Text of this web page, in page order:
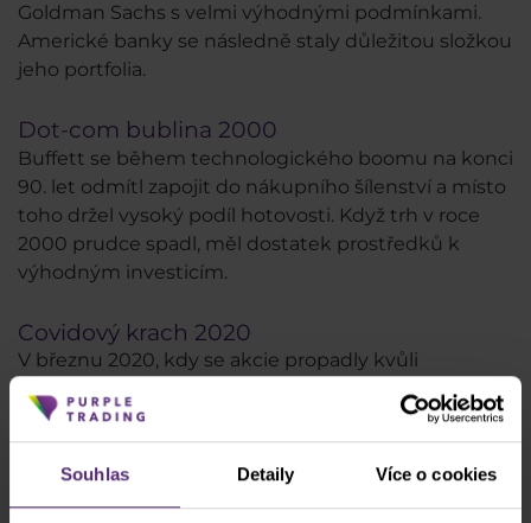
Souhlas Detaily Více o cookies
Goldman Sachs s velmi výhodnými podmínkami.
Americké banky se následně staly důležitou složkou
jeho portfolia.
Dot-com bublina 2000
Buffett se během technologického boomu na konci
90. let odmítl zapojit do nákupního šílenství a místo
toho držel vysoký podíl hotovosti. Když trh v roce
2000 prudce spadl, měl dostatek prostředků k
výhodným investicím.
Covidový krach 2020
V březnu 2020, kdy se akcie propadly kvůli
pandemii, Buffett do trhu téměř nezasáhl. Na rozdíl
od minulých krizí tentokrát vyčkával déle a do
velkých nákupů se nepustil, což naznačovalo jeho
skepsi ohledně rychlého ekonomického oživení.